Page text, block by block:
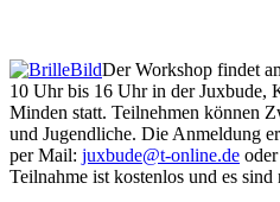
Der Workshop findet
10 Uhr bis 16 Uhr in der Juxbude,
Minden statt. Teilnehmen können
und Jugendliche. Die Anmeldung
per Mail: juxbude@t-online.de
Teilnahme ist kostenlos und es